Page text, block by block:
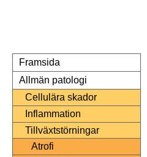
Framsida
Allmän patologi
Cellulära skador
Inflammation
Tillväxtstörningar
Atrofi